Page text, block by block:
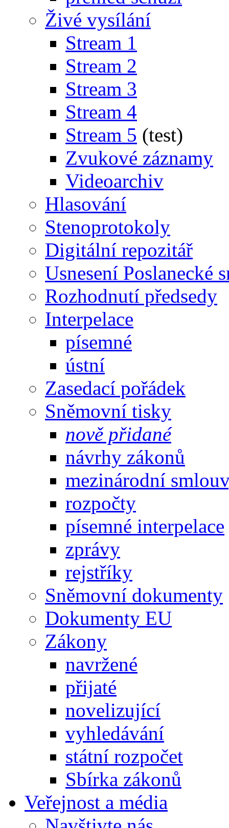
Živé vysílání
Stream 1
Stream 2
Stream 3
Stream 4
Stream 5 (test)
Zvukové záznamy
Videoarchiv
Hlasování
Stenoprotokoly
Digitální repozitář
Usnesení Poslanecké
Rozhodnutí předsedy
Interpelace
písemné
ústní
Zasedací pořádek
Sněmovní tisky
nově přidané
návrhy zákonů
mezinárodní
rozpočty
písemné interpelace
zprávy
rejstříky
Sněmovní dokumenty
Dokumenty EU
Zákony
navržené
přijaté
novelizující
vyhledávání
státní rozpočet
Sbírka zákonů
Veřejnost a média